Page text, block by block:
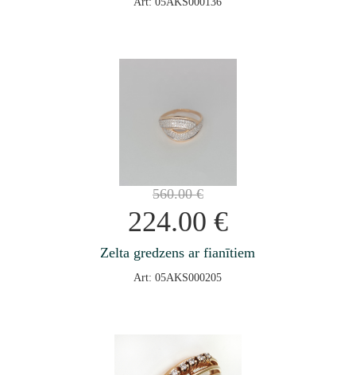
560.00€
224.00 €
Zelta gredzens ar fianītiem
Art: 05AKS000205